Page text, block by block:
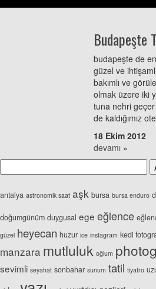
Budapeşte
budapeşte de
güzel ve
bakımlı ve
olmak üzere iki
tuna nehri
de kaldığımız
18 Ekim 2012
devamı »
antalya astronomik saat aşk bursa bursa enduro
doğumgünüm duygusal ege eğlence
güzel heyecan huzur ice instagram kedi
manzara mutluluk oğlum
sevimli seyahat sonbahar sunum tatil tiyatro